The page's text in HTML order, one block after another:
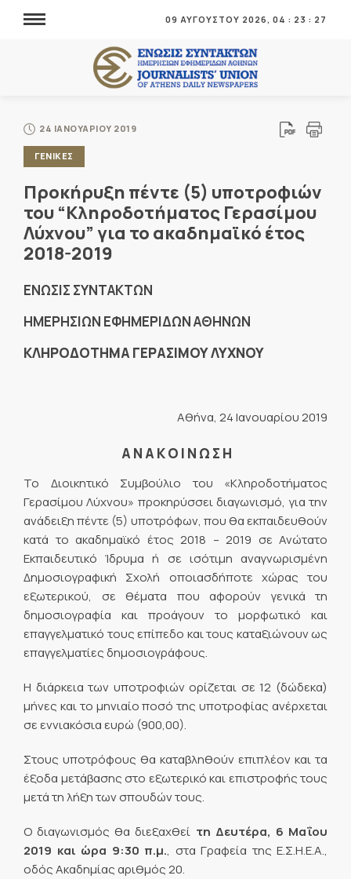
09 ΑΥΓΟΥΣΤΟΥ 2026, 04 : 23 : 27
24 ΙΑΝΟΥΑΡΙΟΥ 2019
ΓΕΝΙΚΕΣ
Προκήρυξη πέντε (5) υποτροφιών
του “Κληροδοτήματος Γερασίμου
Λύχνου” για το ακαδημαϊκό έτος
2018-2019
ΕΝΩΣΙΣ ΣΥΝΤΑΚΤΩΝ
ΗΜΕΡΗΣΙΩΝ ΕΦΗΜΕΡΙΔΩΝ ΑΘΗΝΩΝ
ΚΛΗΡΟΔΟΤΗΜΑ ΓΕΡΑΣΙΜΟΥ ΛΥΧΝΟΥ
Αθήνα, 24 Ιανουαρίου 2019
Α Ν Α Κ Ο Ι Ν Ω Σ Η
Το Διοικητικό Συμβούλιο του «Κληροδοτήματος
Γερασίμου Λύχνου» προκηρύσσει διαγωνισμό, για την
ανάδειξη πέντε (5) υποτρόφων, που θα εκπαιδευθούν
κατά το ακαδημαϊκό έτος 2018 – 2019 σε Ανώτατο
Εκπαιδευτικό Ίδρυμα ή σε ισότιμη αναγνωρισμένη
Δημοσιογραφική Σχολή οποιασδήποτε χώρας του
εξωτερικού, σε θέματα που αφορούν γενικά τη
δημοσιογραφία και προάγουν το μορφωτικό και
επαγγελματικό τους επίπεδο και τους καταξιώνουν ως
επαγγελματίες δημοσιογράφους.
Η διάρκεια των υποτροφιών ορίζεται σε 12 (δώδεκα)
μήνες και το μηνιαίο ποσό της υποτροφίας ανέρχεται
σε εννιακόσια ευρώ (900,00).
Στους υποτρόφους θα καταβληθούν επιπλέον και τα
έξοδα μετάβασης στο εξωτερικό και επιστροφής τους
μετά τη λήξη των σπουδών τους.
Ο διαγωνισμός θα διεξαχθεί τη Δευτέρα, 6 Μαΐου
2019 και ώρα 9:30 π.μ., στα Γραφεία της Ε.Σ.Η.Ε.Α.,
οδός Ακαδημίας αριθμός 20.